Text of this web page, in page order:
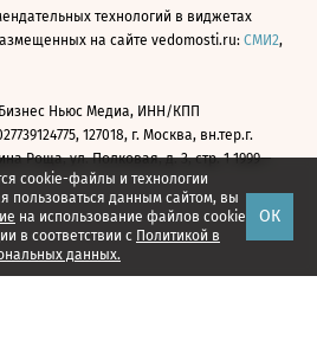
cookie-файлы и технологии
пользоваться данным сайтом, вы
на использование файлов cookie
в соответствии с Политикой в
данных.
ОК
технологий в виджетах
на сайте vedomosti.ru: СМИ2,
Ньюс Медиа, ИНН/КПП
127018, г. Москва, вн.тер.г.
Роща, ул. Полковая, д. 3, стр. 1 1999—